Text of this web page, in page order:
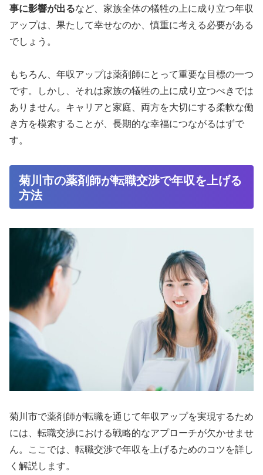
事に影響が出るなど、家族全体の犠牲の上に成り立つ年収
アップは、果たして幸せなのか、慎重に考える必要がある
でしょう。
もちろん、年収アップは薬剤師にとって重要な目標の一つ
です。しかし、それは家族の犠牲の上に成り立つべきでは
ありません。キャリアと家庭、両方を大切にする柔軟な働
き方を模索することが、長期的な幸福につながるはずで
す。
菊川市の薬剤師が転職交渉で年収を上げる
方法
菊川市で薬剤師が転職を通じて年収アップを実現するため
には、転職交渉における戦略的なアプローチが欠かせませ
ん。ここでは、転職交渉で年収を上げるためのコツを詳し
く解説します。